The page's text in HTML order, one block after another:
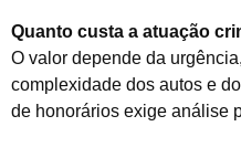
Quanto custa a atuação
O valor depende da
complexidade dos autos e
de honorários exige análise